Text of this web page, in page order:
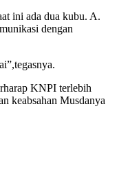
ini ada dua kubu. A.
dengan
KNPI terlebih
keabsahan Musdanya